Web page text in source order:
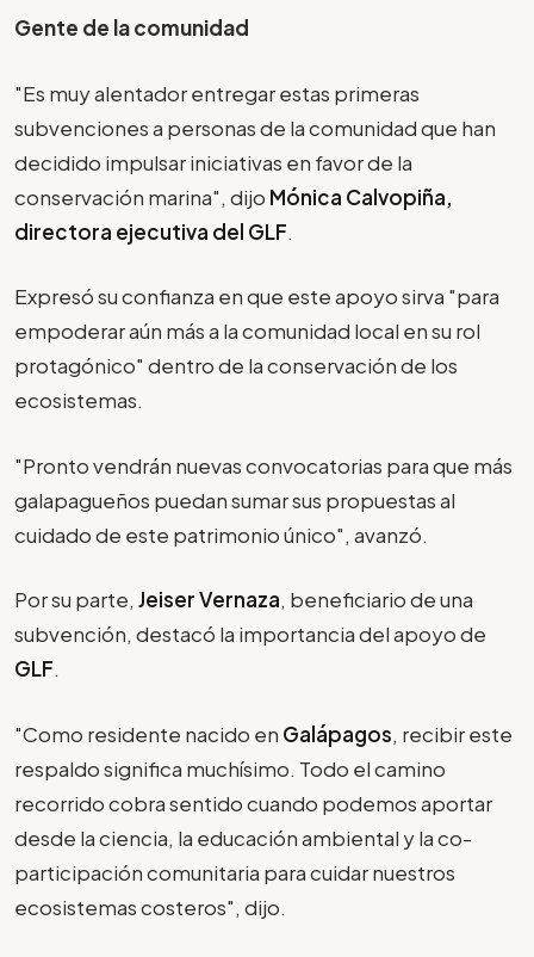
Gente de la comunidad
"Es muy alentador entregar estas primeras
subvenciones a personas de la comunidad que han
decidido impulsar iniciativas en favor de la
conservación marina", dijo Mónica Calvopiña,
directora ejecutiva del GLF.
Expresó su confianza en que este apoyo sirva "para
empoderar aún más a la comunidad local en su rol
protagónico" dentro de la conservación de los
ecosistemas.
"Pronto vendrán nuevas convocatorias para que más
galapagueños puedan sumar sus propuestas al
cuidado de este patrimonio único", avanzó.
Por su parte, Jeiser Vernaza, beneficiario de una
subvención, destacó la importancia del apoyo de
GLF.
"Como residente nacido en Galápagos, recibir este
respaldo significa muchísimo. Todo el camino
recorrido cobra sentido cuando podemos aportar
desde la ciencia, la educación ambiental y la co-
participación comunitaria para cuidar nuestros
ecosistemas costeros", dijo.